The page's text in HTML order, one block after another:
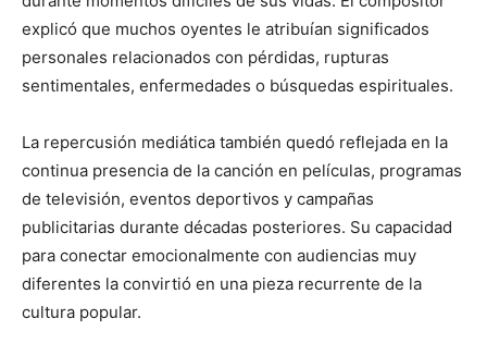
explicó que muchos oyentes le atribuían significados
personales relacionados con pérdidas, rupturas
sentimentales, enfermedades o búsquedas espirituales.
La repercusión mediática también quedó reflejada en la
continua presencia de la canción en películas, programas
de televisión, eventos deportivos y campañas
publicitarias durante décadas posteriores. Su capacidad
para conectar emocionalmente con audiencias muy
diferentes la convirtió en una pieza recurrente de la
cultura popular.